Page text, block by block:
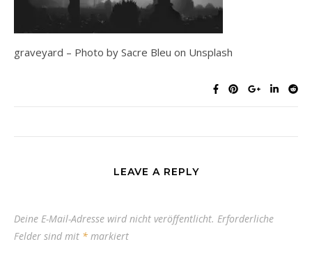
graveyard – Photo by Sacre Bleu on Unsplash
LEAVE A REPLY
Deine E-Mail-Adresse wird nicht veröffentlicht. Erforderliche
Felder sind mit * markiert